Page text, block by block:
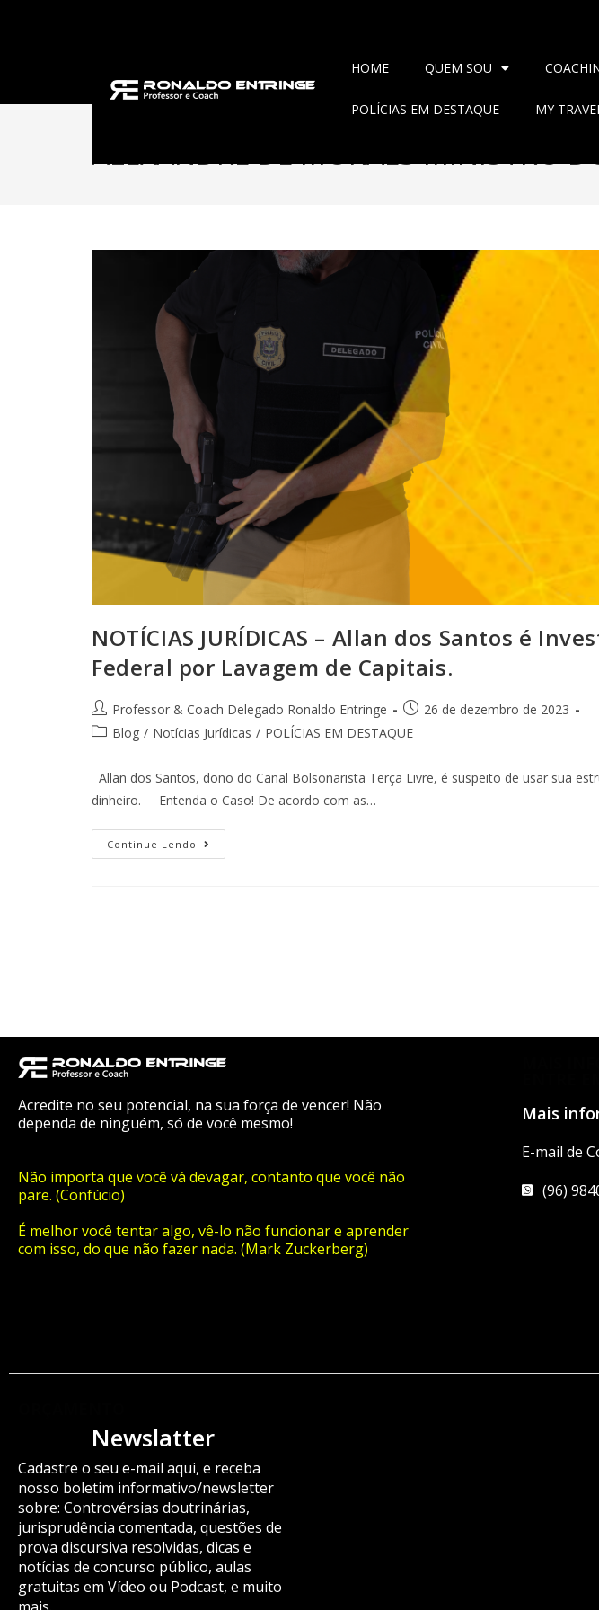
HOME QUEM SOU
POLÍCIAS EM DESTAQUE MY
ALEXANDRE DE MORAES MINISTRO
NOTÍCIAS JURÍDICAS – Allan dos Santos é
Federal por Lavagem de Capitais.
Professor & Coach Delegado Ronaldo Entringe
26 de dezembro de 2023
Blog / Notícias Jurídicas / POLÍCIAS EM DESTAQUE
Allan dos Santos, dono do Canal Bolsonarista Terça Livre, é suspeito de usar sua
dinheiro. Entenda o Caso! De acordo com as…
Continue Lendo
Acredite no seu potencial, na sua força de vencer! Não
dependa de ninguém, só de você mesmo!
Não importa que você vá devagar, contanto que você não
pare. (Confúcio)
É melhor você tentar algo, vê-lo não funcionar e aprender
com isso, do que não fazer nada. (Mark Zuckerberg)
Mais
E-mail de
(96)
Newslatter
Cadastre o seu e-mail aqui, e receba
nosso boletim informativo/newsletter
sobre: Controvérsias doutrinárias,
jurisprudência comentada, questões de
prova discursiva resolvidas, dicas e
notícias de concurso público, aulas
gratuitas em Vídeo ou Podcast, e muito